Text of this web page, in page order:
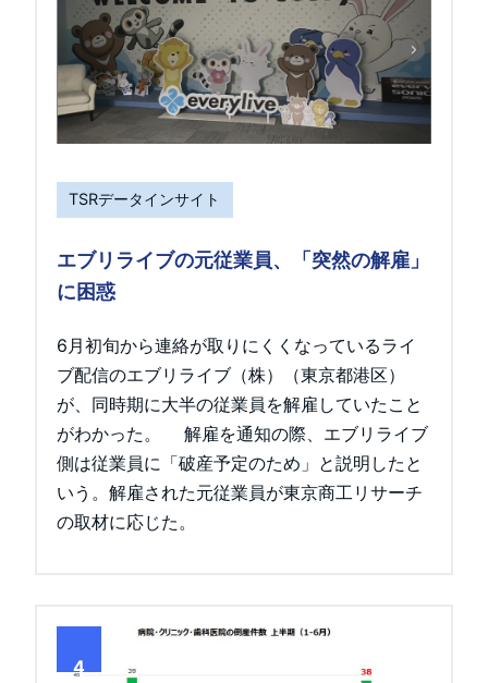
TSRデータインサイト
エブリライブの元従業員、「突然の解雇」
に困惑
6月初旬から連絡が取りにくくなっているライ
ブ配信のエブリライブ（株）（東京都港区）
が、同時期に大半の従業員を解雇していたこと
がわかった。 解雇を通知の際、エブリライブ
側は従業員に「破産予定のため」と説明したと
いう。解雇された元従業員が東京商工リサーチ
の取材に応じた。
4